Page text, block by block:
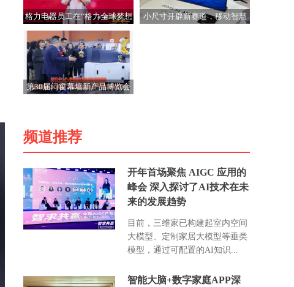
格力电器员工在“格力全球梦想
盛典”上合唱《我妈董明珠》的
视频也是引起网友的吐槽
小尺寸开辟新赛道，移动智慧
第30届门窗幕墙新产品博览会
频道推荐
开年首场聚焦 AIGC 应用的
峰会 深入探讨了AI技术在未
来的发展趋势
目前，三维家已构建起室内空间
大模型、定制家居大模型等垂类
模型，通过可配置的AI知识...
智能大脑+数字家庭APP深